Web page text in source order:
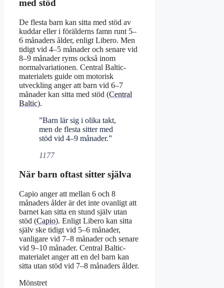
med stöd
De flesta barn kan sitta med stöd av
kuddar eller i förälderns famn runt 5–
6 månaders ålder, enligt Libero. Men
tidigt vid 4–5 månader och senare vid
8–9 månader ryms också inom
normalvariationen. Central Baltic-
materialets guide om motorisk
utveckling anger att barn vid 6–7
månader kan sitta med stöd (Central
Baltic).
”Barn lär sig i olika takt,
men de flesta sitter med
stöd vid 4–9 månader.”
1177
När barn oftast sitter själva
Capio anger att mellan 6 och 8
månaders ålder är det inte ovanligt att
barnet kan sitta en stund själv utan
stöd (Capio). Enligt Libero kan sitta
själv ske tidigt vid 5–6 månader,
vanligare vid 7–8 månader och senare
vid 9–10 månader. Central Baltic-
materialet anger att en del barn kan
sitta utan stöd vid 7–8 månaders ålder.
Mönstret